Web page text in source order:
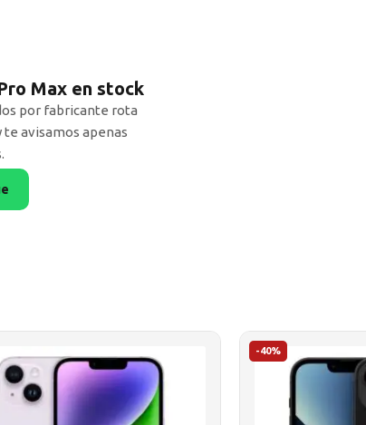
Max en stock
por fabricante rota
avisamos apenas
-40%